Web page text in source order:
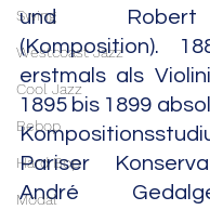
Swing
Westcoast Jazz
Cool Jazz
Bebop
Hard Bop
Modal
und
(Komposition).
erstmals als
1895 bis 1899
Pariser
André